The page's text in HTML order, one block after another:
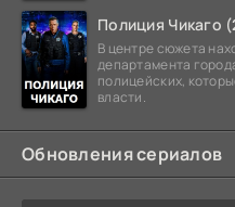
Полиция Чикаго
В центре сюжета
департамента
полицейских,
власти.
Обновления сериалов